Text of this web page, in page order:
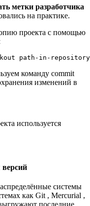
метки разработчика
на практике.
проекта с помощью
path-in-repository
команду commit
изменений в
используется
версий
системы
как Git , Mercurial ,
последние